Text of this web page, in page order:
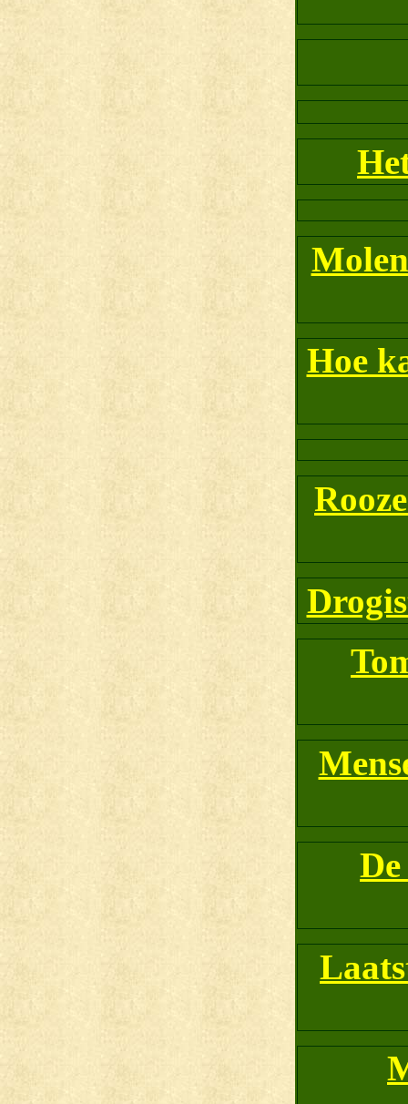
Hoe